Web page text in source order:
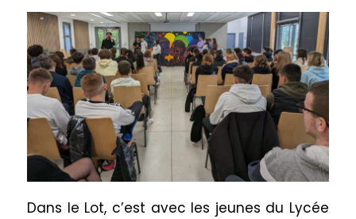
Dans le Lot, c’est avec les jeunes du Lycée